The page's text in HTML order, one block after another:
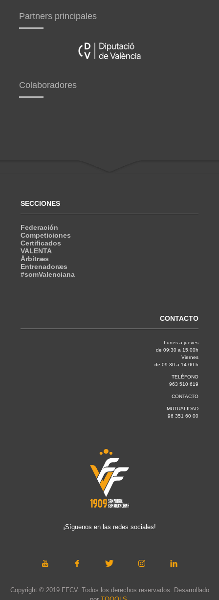
Partners principales
Colaboradores
SECCIONES
Federación
Competiciones
Certificados
VALENTA
Árbitræs
Entrenadoræs
#somValenciana
CONTACTO
Lunes a jueves
de 09:30 a 15.00h
Viernes
de 09:30 a 14.00 h
TELÉFONO
963 510 619
CONTACTO
MUTUALIDAD
96 351 60 00
¡Síguenos en las redes sociales!
Copyright © 2019 FFCV. Todos los derechos reservados. Desarrollado